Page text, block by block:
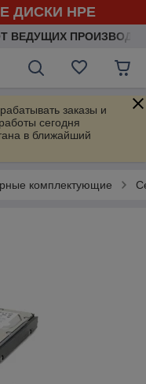
ДИСКИ HPE
ВЕДУЩИХ
заказы и
сегодня
в ближайший
комплектующие